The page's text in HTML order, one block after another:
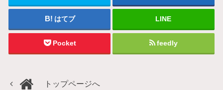
はてブ LINE
Pocket feedly
トップページへ